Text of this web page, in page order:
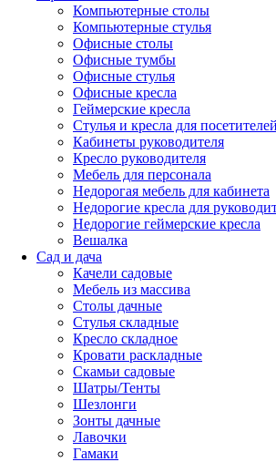
Компьютерные столы
Компьютерные стулья
Офисные столы
Офисные тумбы
Офисные стулья
Офисные кресла
Геймерские кресла
Стулья и кресла для посетителей
Кабинеты руководителя
Кресло руководителя
Мебель для персонала
Недорогая мебель для кабинета
Недорогие кресла для
Недорогие геймерские кресла
Вешалка
Сад и дача
Качели садовые
Мебель из массива
Столы дачные
Стулья складные
Кресло складное
Кровати раскладные
Скамьи садовые
Шатры/Тенты
Шезлонги
Зонты дачные
Лавочки
Гамаки